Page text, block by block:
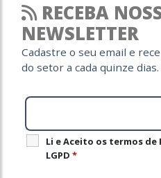
RECEBA
NEWSLETTER
Cadastre o seu email e
do setor a cada quinze dias.
Li e Aceito os termos de
LGPD *